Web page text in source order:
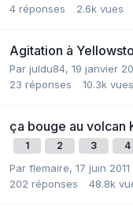
4 réponses 2.6k vues
Agitation à
Par juldu84, 19 janvier
23 réponses 10.3k vues
ça bouge au volcan
1 2 3 4
Par flemaire, 17 juin 2011
202 réponses 48.8k